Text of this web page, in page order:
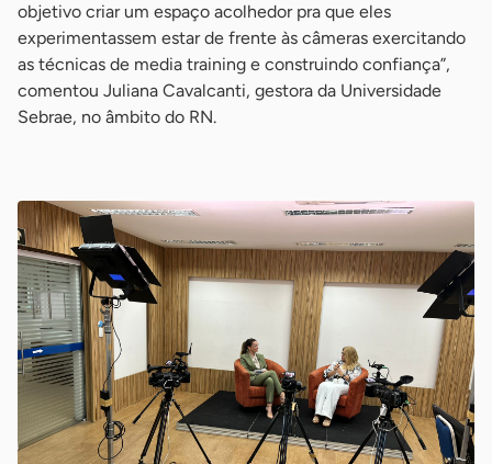
objetivo criar um espaço acolhedor pra que eles
experimentassem estar de frente às câmeras exercitando
as técnicas de media training e construindo confiança”,
comentou Juliana Cavalcanti, gestora da Universidade
Sebrae, no âmbito do RN.